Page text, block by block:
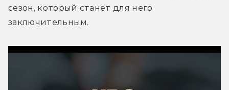
сезон, который станет для него
заключительным.